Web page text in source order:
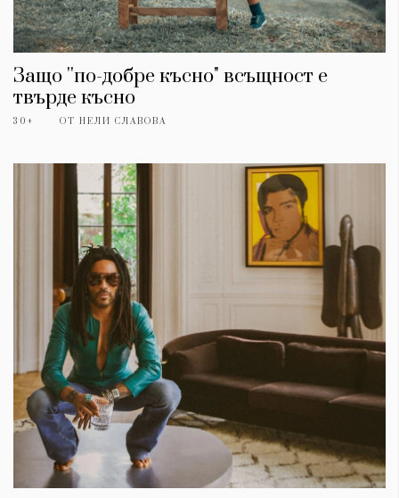
Защо ''по-добре късно" всъщност е
твърде късно
30+ ОТ НЕЛИ СЛАВОВА